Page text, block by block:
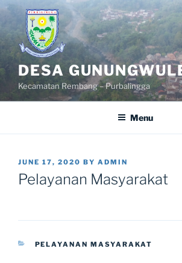
Skip
to
content
DESA
Kecamatan Rembang – Purbalingga
Menu
POSTED
ON
JUNE 17, 2020 BY ADMIN
Pelayanan Masyarakat
CATEGORIES
PELAYANAN MASYARAKAT